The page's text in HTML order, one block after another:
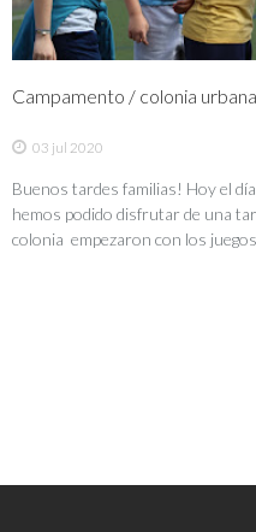
Campamento / colonia
03 jul 2020
Buenos tardes familias! Hoy el
hemos podido disfrutar de una
colonia empezaron con los